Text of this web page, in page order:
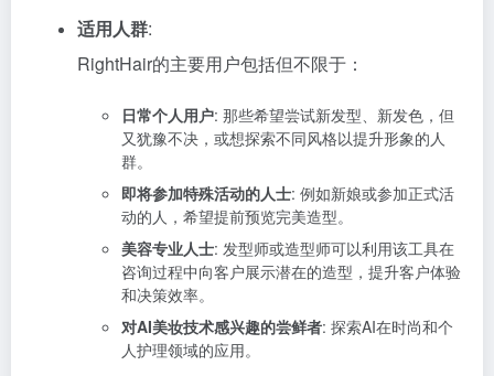
适用人群:
RightHair的主要用户包括但不限于：
日常个人用户: 那些希望尝试新发型、新发色，但
又犹豫不决，或想探索不同风格以提升形象的人
群。
即将参加特殊活动的人士: 例如新娘或参加正式活
动的人，希望提前预览完美造型。
美容专业人士: 发型师或造型师可以利用该工具在
咨询过程中向客户展示潜在的造型，提升客户体验
和决策效率。
对AI美妆技术感兴趣的尝鲜者: 探索AI在时尚和个
人护理领域的应用。